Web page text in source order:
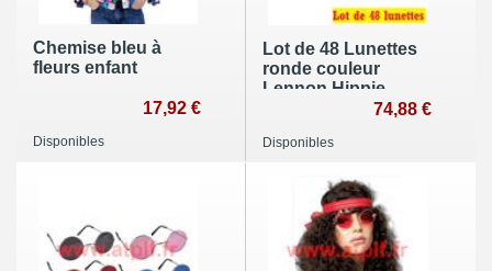
Chemise bleu à
fleurs enfant
17,92 €
Disponibles
Lot de 48 Lunettes
ronde couleur
Lennon Hippie
74,88 €
Disponibles